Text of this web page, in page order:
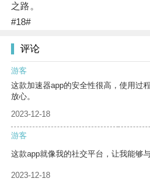
之路。
#18#
评论
游客
这款加速器app的安全性很高，使用过
放心。
2023-12-18
游客
这款app就像我的社交平台，让我能够
2023-12-18